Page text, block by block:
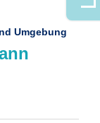
Umgebung